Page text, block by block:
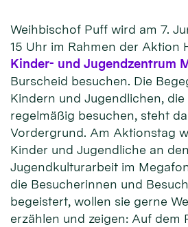
Weihbischof Puff wird am 7.
15 Uhr im Rahmen der Aktion
Kinder- und Jugendzentrum
Burscheid besuchen. Die
Kindern und Jugendlichen,
regelmäßig besuchen, steht
Vordergrund. Am Aktionstag
Kinder und Jugendliche an
Jugendkulturarbeit im
die Besucherinnen und
begeistert, wollen sie gerne
erzählen und zeigen: Auf dem